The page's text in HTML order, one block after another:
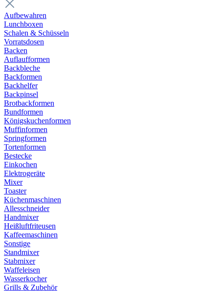
Aufbewahren
Lunchboxen
Schalen & Schüsseln
Vorratsdosen
Backen
Auflaufformen
Backbleche
Backformen
Backhelfer
Backpinsel
Brotbackformen
Bundformen
Königskuchenformen
Muffinformen
Springformen
Tortenformen
Bestecke
Einkochen
Elektrogeräte
Mixer
Toaster
Küchenmaschinen
Allesschneider
Handmixer
Heißluftfriteusen
Kaffeemaschinen
Sonstige
Standmixer
Stabmixer
Waffeleisen
Wasserkocher
Grills & Zubehör